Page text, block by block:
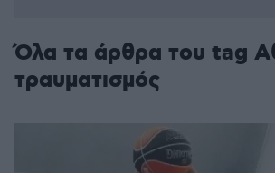
Όλα τα άρθρα του tag
τραυματισμός